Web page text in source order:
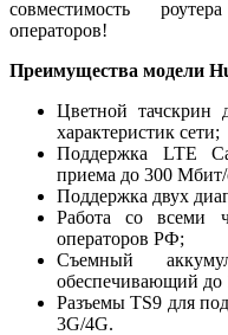
совместимость
операторов!
Преимущества модели
Цветной тачскрин
характеристик сети;
Поддержка LTE
приема до 300 Мбит/
Поддержка двух
Работа со всеми
операторов РФ;
Съемный
обеспечивающий до
Разъемы TS9 для
3G/4G.